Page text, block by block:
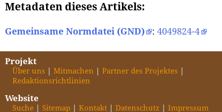
Metadaten dieses Artikels:
Gemeinsame Normdatei (GND) : 4049824-4
Projekt
Über uns Mitmachen
Partner des Projektes
Redaktionsrichtlinien
Website
Suche Sitemap Kontakt Datenschutz Impressum